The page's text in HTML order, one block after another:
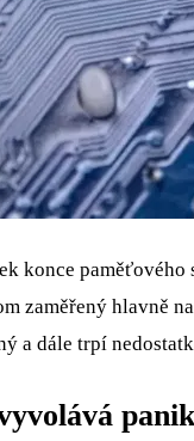
konce
zaměřený hlavně
a dále trpí